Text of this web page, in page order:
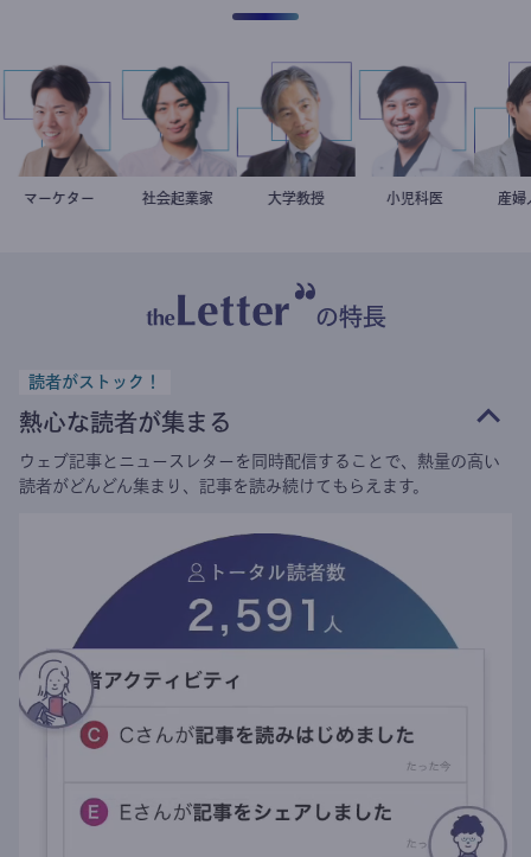
室谷良平
マーケター 駒崎弘樹
社会起業家 加藤忠史
大学教授 今西洋介
小児科医
の特長
読者がストック！
熱心な読者が集まる
ウェブ記事とニュースレターを同時配信することで、熱量の高い
読者がどんどん集まり、記事を読み続けてもらえます。